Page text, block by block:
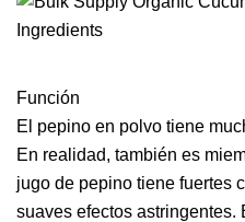
Función
El pepino en polvo tiene
En realidad, también es
jugo de pepino tiene fuertes
suaves efectos astringentes.